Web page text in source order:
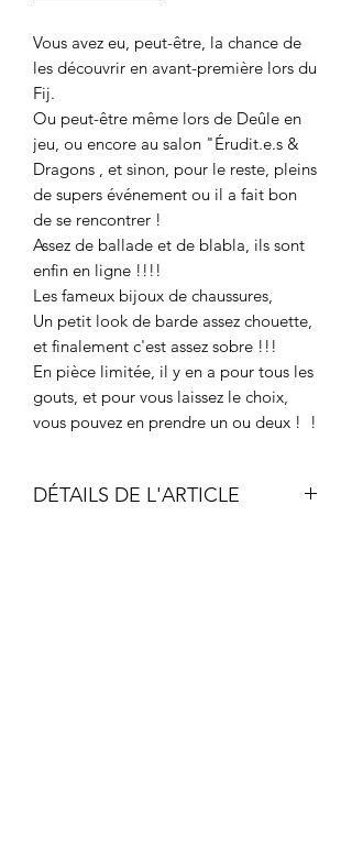
Vous avez eu, peut-être, la chance de
les découvrir en avant-première lors du
Fij.
Ou peut-être même lors de Deûle en
jeu, ou encore au salon "Érudit.e.s &
Dragons , et sinon, pour le reste, pleins
de supers événement ou il a fait bon
de se rencontrer !
Assez de ballade et de blabla, ils sont
enfin en ligne !!!!
Les fameux bijoux de chaussures,
Un petit look de barde assez chouette,
et finalement c'est assez sobre !!!
En pièce limitée, il y en a pour tous les
gouts, et pour vous laissez le choix,
vous pouvez en prendre un ou deux ! !
DÉTAILS DE L'ARTICLE